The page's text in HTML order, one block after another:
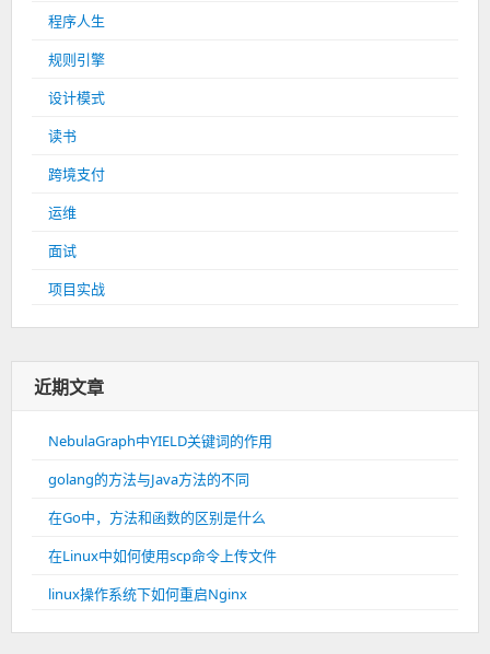
程序人生
规则引擎
设计模式
读书
跨境支付
运维
面试
项目实战
近期文章
NebulaGraph中YIELD关键词的作用
golang的方法与Java方法的不同
在Go中，方法和函数的区别是什么
在Linux中如何使用scp命令上传文件
linux操作系统下如何重启Nginx